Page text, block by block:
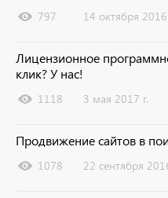
797 14 октября 2016
Лицензионное
клик? У нас!
1118 3 мая 2017 г.
Продвижение сайтов в
1078 22 сентября